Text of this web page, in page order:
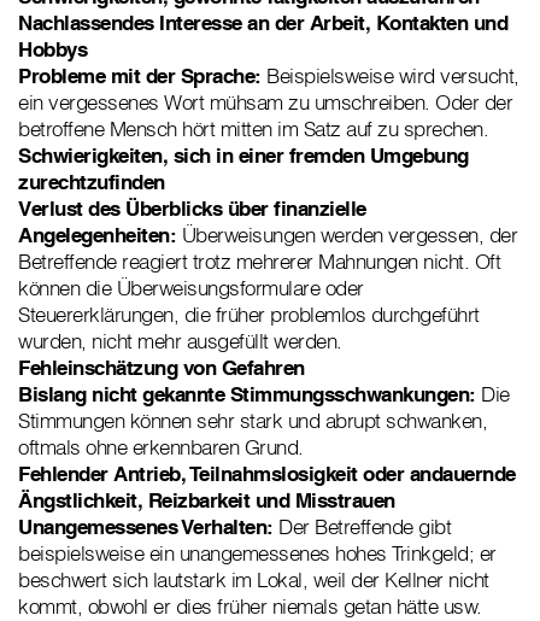
Nachlassendes Interesse an der Arbeit, Kontakten und
Hobbys
Probleme mit der Sprache: Beispielsweise wird versucht,
ein vergessenes Wort mühsam zu umschreiben. Oder der
betroffene Mensch hört mitten im Satz auf zu sprechen.
Schwierigkeiten, sich in einer fremden Umgebung
zurechtzufinden
Verlust des Überblicks über finanzielle
Angelegenheiten: Überweisungen werden vergessen, der
Betreffende reagiert trotz mehrerer Mahnungen nicht. Oft
können die Überweisungsformulare oder
Steuererklärungen, die früher problemlos durchgeführt
wurden, nicht mehr ausgefüllt werden.
Fehleinschätzung von Gefahren
Bislang nicht gekannte Stimmungsschwankungen: Die
Stimmungen können sehr stark und abrupt schwanken,
oftmals ohne erkennbaren Grund.
Fehlender Antrieb, Teilnahmslosigkeit oder andauernde
Ängstlichkeit, Reizbarkeit und Misstrauen
Unangemessenes Verhalten: Der Betreffende gibt
beispielsweise ein unangemessenes hohes Trinkgeld; er
beschwert sich lautstark im Lokal, weil der Kellner nicht
kommt, obwohl er dies früher niemals getan hätte usw.